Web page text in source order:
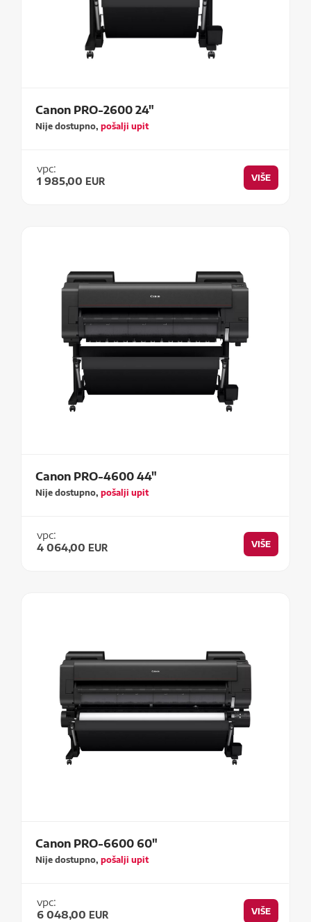
Canon PRO-2600 24"
Nije dostupno,pošalji upit
vpc:
1 985,00 EUR VIŠE
Canon PRO-4600 44"
Nije dostupno,pošalji upit
vpc:
4 064,00 EUR VIŠE
Canon PRO-6600 60"
Nije dostupno,pošalji upit
vpc:
6 048,00 EUR VIŠE